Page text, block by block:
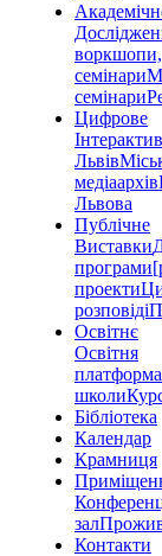
воркшопи,
семінари
семінари
Цифрове
Львів
медіаархів
Львова
Публічне
Виставки
програми
проекти
розповіді
Освітнє
Освітня
платформа
школи
Бібліотека
Календар
Крамниця
зал
Контакти